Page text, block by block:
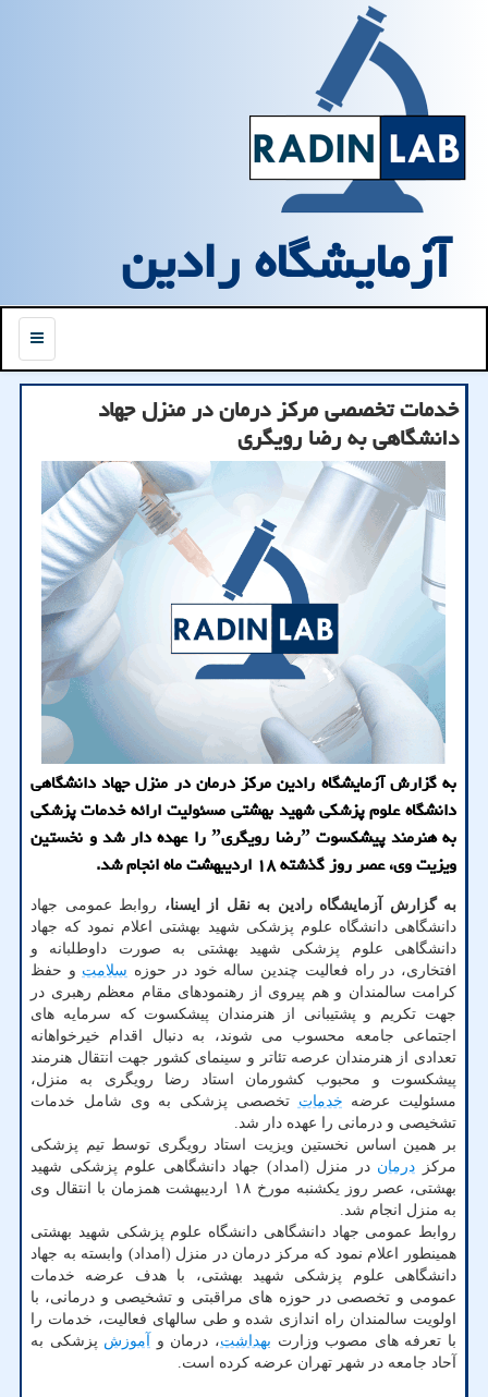
آزمایشگاه رادین
منو
خدمات تخصصی مرکز درمان در منزل جهاد
دانشگاهی به رضا رویگری
به گزارش آزمایشگاه رادین مرکز درمان در منزل جهاد دانشگاهی
دانشگاه علوم پزشکی شهید بهشتی مسئولیت ارائه خدمات پزشکی
به هنرمند پیشکسوت ˮرضا رویگریˮ را عهده دار شد و نخستین
ویزیت وی، عصر روز گذشته ۱۸ اردیبهشت ماه انجام شد.
به گزارش آزمایشگاه رادین به نقل از ایسنا، روابط عمومی جهاد
دانشگاهی دانشگاه علوم پزشکی شهید بهشتی اعلام نمود که جهاد
دانشگاهی علوم پزشکی شهید بهشتی به صورت داوطلبانه و
افتخاری، در راه فعالیت چندین ساله خود در حوزه سلامت و حفظ
کرامت سالمندان و هم پیروی از رهنمودهای مقام معظم رهبری در
جهت تکریم و پشتیبانی از هنرمندان پیشکسوت که سرمایه های
اجتماعی جامعه محسوب می شوند، به دنبال اقدام خیرخواهانه
تعدادی از هنرمندان عرصه تئاتر و سینمای کشور جهت انتقال هنرمند
پیشکسوت و محبوب کشورمان استاد رضا رویگری به منزل،
مسئولیت عرضه خدمات تخصصی پزشکی به وی شامل خدمات
تشخیصی و درمانی را عهده دار شد.
بر همین اساس نخستین ویزیت استاد رویگری توسط تیم پزشکی
مرکز درمان در منزل (امداد) جهاد دانشگاهی علوم پزشکی شهید
بهشتی، عصر روز یکشنبه مورخ ۱۸ اردیبهشت همزمان با انتقال وی
به منزل انجام شد.
روابط عمومی جهاد دانشگاهی دانشگاه علوم پزشکی شهید بهشتی
همینطور اعلام نمود که مرکز درمان در منزل (امداد) وابسته به جهاد
دانشگاهی علوم پزشکی شهید بهشتی، با هدف عرضه خدمات
عمومی و تخصصی در حوزه های مراقبتی و تشخیصی و درمانی، با
اولویت سالمندان راه اندازی شده و طی سالهای فعالیت، خدمات را
با تعرفه های مصوب وزارت بهداشت، درمان و آموزش پزشکی به
آحاد جامعه در شهر تهران عرضه کرده است.